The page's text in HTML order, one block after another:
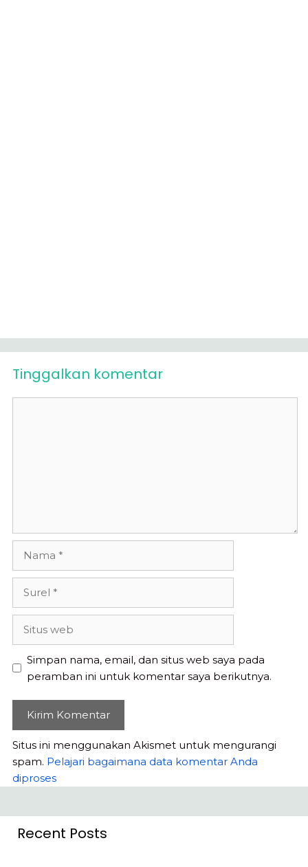
Tinggalkan komentar
Simpan nama, email, dan situs web saya pada
peramban ini untuk komentar saya berikutnya.
Situs ini menggunakan Akismet untuk mengurangi
spam. Pelajari bagaimana data komentar Anda
diproses
Recent Posts